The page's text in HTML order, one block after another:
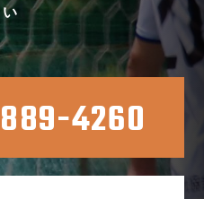
い
4260